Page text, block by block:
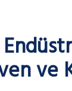
ve